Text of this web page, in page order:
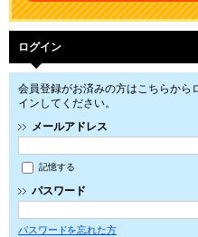
ログイン
会員登録がお済みの方はこちらから
インしてください。
メールアドレス
記憶する
パスワード
パスワードを忘れた方